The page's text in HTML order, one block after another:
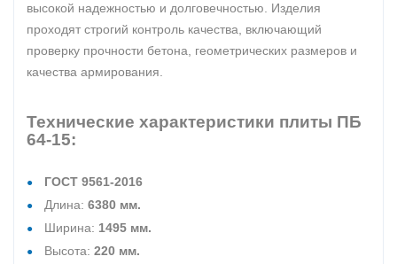
высокой надежностью и долговечностью. Изделия
проходят строгий контроль качества, включающий
проверку прочности бетона, геометрических размеров и
качества армирования.
Технические характеристики плиты ПБ
64-15:
ГОСТ 9561-2016
Длина: 6380 мм.
Ширина: 1495 мм.
Высота: 220 мм.